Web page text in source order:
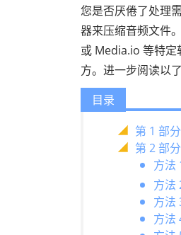
您是否厌倦了处理
器来压缩音频文件
或 Media.io 等特
方。进一步阅读以
目录
第 1 部
第 2 部
方法
方法
方法
方法